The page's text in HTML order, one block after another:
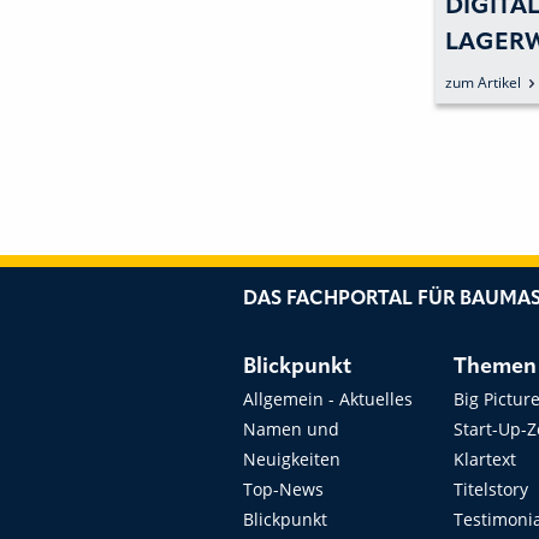
DEN
zum Artikel
DAS FACHPORTAL FÜR
Blickpunkt
Allgemein - Aktuelles
Namen und
Neuigkeiten
Top-News
Blickpunkt
Themen
Big Picture
Start-Up-
Klartext
Titelstory